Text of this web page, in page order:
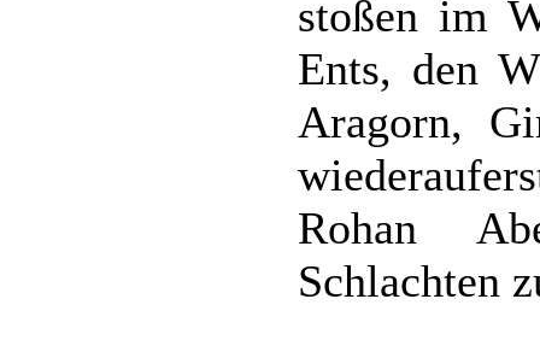
stoßen im
Ents, den
Aragorn,
Rohan
Schlachten